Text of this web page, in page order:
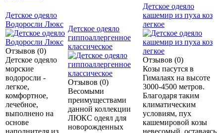
Детское одеяло
Водоросли Люкс
Отзывов (0)
Детское одеяло
морские
водоросли -
легкое,
комфортное,
лечебное,
выполнено на
основе
наполнителя из
Детское одеяло
гиппоаллергенное
классическое
Отзывов (0)
Весомыми
преимуществами
данной коллекции
ЛЮКС одеял для
новорожденных
Детское одеяло
кашемир из пуха коз
легкое
Отзывов (0)
Козы пасутся в
Гималаях на высоте
3000-4500 метров.
Благодаря таким
климатическим
условиям, пух
кашемировой козы
невесомый, оставаясь